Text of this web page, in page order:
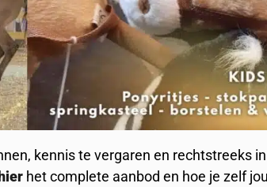
kennis te vergaren en rechtstreeks
het complete aanbod en hoe je zelf